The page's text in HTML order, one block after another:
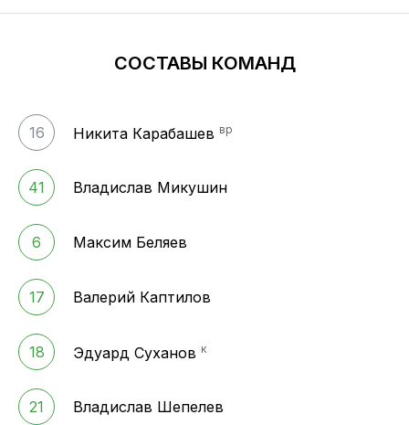
СОСТАВЫ КОМАНД
16 Никита Карабашев вр
41 Владислав Микушин
6 Максим Беляев
17 Валерий Каптилов
18 Эдуард Суханов к
21 Владислав Шепелев